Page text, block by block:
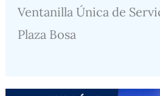
Ventanilla Única de
Plaza Bosa